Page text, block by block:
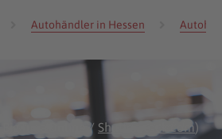
Autohändler in Hessen
/ Shutterstock.com)